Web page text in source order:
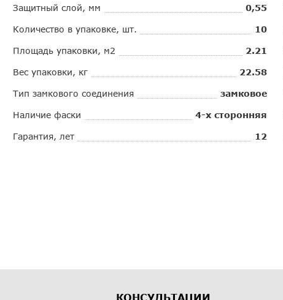
Защитный слой, мм 0,55
Количество в упаковке, шт. 10
Площадь упаковки, м2 2.21
Вес упаковки, кг 22.58
Тип замкового соединения замковое
Наличие фаски 4-х сторонняя
Гарантия, лет 12
КОНСУЛЬТАЦИИ